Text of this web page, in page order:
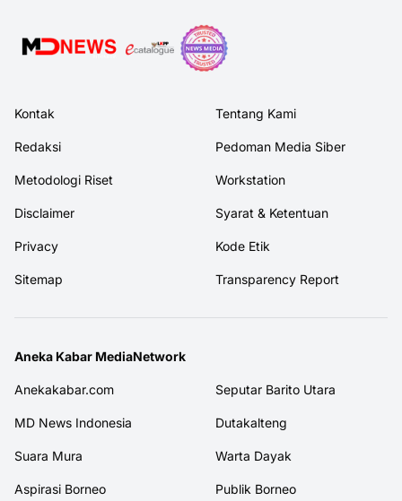
Kontak Tentang Kami
Redaksi Pedoman Media Siber
Metodologi Riset Workstation
Disclaimer Syarat & Ketentuan
Privacy Kode Etik
Sitemap Transparency Report
Aneka Kabar MediaNetwork
Anekakabar.com Seputar Barito Utara
MD News Indonesia Dutakalteng
Suara Mura Warta Dayak
Aspirasi Borneo Publik Borneo